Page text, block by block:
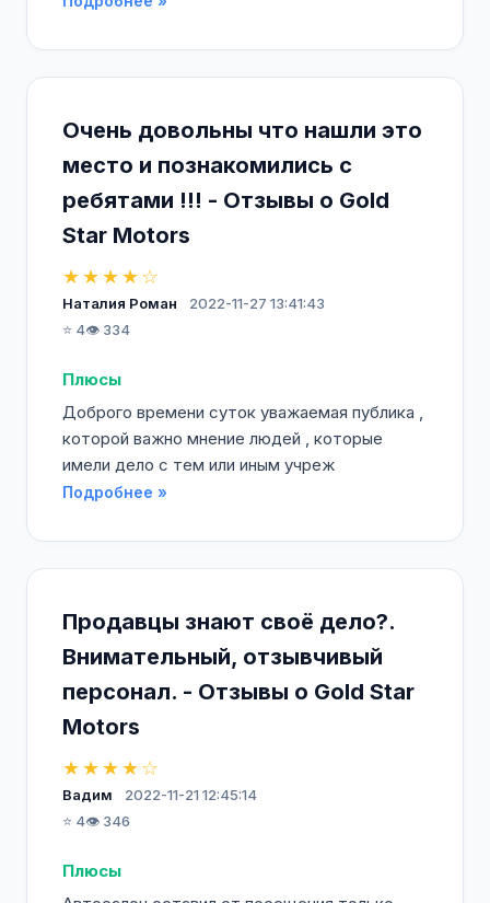
Очень довольны что нашли это
место и познакомились с
ребятами !!! - Отзывы о Gold
Star Motors
★★★★☆
Наталия Роман
2022-11-27 13:41:43
⭐ 4👁️ 334
Плюсы
Доброго времени суток уважаемая публика ,
которой важно мнение людей , которые
имели дело с тем или иным учреж
Подробнее »
Продавцы знают своё дело?.
Внимательный, отзывчивый
персонал. - Отзывы о Gold Star
Motors
★★★★☆
Вадим
2022-11-21 12:45:14
⭐ 4👁️ 346
Плюсы